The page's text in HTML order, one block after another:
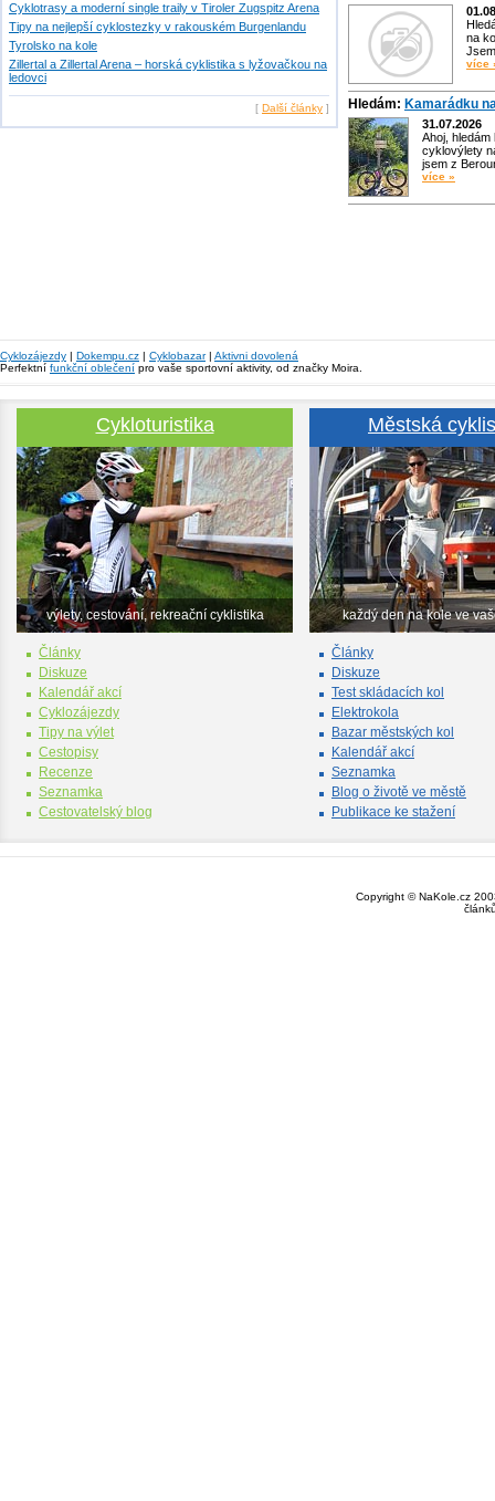
Cyklotrasy a moderní single traily v Tiroler Zugspitz Arena
Tipy na nejlepší cyklostezky v rakouském Burgenlandu
Tyrolsko na kole
Zillertal a Zillertal Arena – horská cyklistika s lyžovačkou na
ledovci
[ Další články ]
na
více
Hledám: Kamarádku
31.07.2026
Ahoj,
cyklovýlety
jsem z
více »
Cyklozájezdy | Dokempu.cz | Cyklobazar| Aktivni dovolená
Perfektní funkční oblečení pro vaše sportovní aktivity, od značky Moira.
Cykloturistika
výlety, cestování, rekreační cyklistika
Články
Diskuze
Kalendář akcí
Cyklozájezdy
Tipy na výlet
Cestopisy
Recenze
Seznamka
Cestovatelský blog
Městská
každý den na kole ve
Články
Diskuze
Test skládacích kol
Elektrokola
Bazar městských kol
Kalendář akcí
Seznamka
Blog o životě ve městě
Publikace ke stažení
Copyright © NaKole.cz